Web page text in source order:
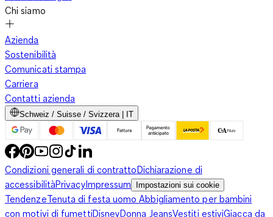
Chi siamo
Azienda
Sostenibilità
Comunicati stampa
Carriera
Contatti azienda
Schweiz / Suisse / Svizzera | IT
Condizioni generali di contrattoDichiarazione di
accessibilitàPrivacyImpressum Impostazioni sui cookie
TendenzeTenuta di festa uomoAbbigliamento per bambini
con motivi di fumettiDisneyDonna JeansVestiti estiviGiacca da